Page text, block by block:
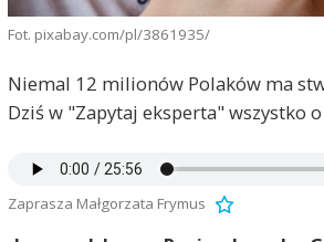
Fot. pixabay.com/pl/3861935/
Niemal 12 milionów Polaków ma
Dziś w "Zapytaj eksperta" wszystko
Zaprasza Małgorzata Frymus